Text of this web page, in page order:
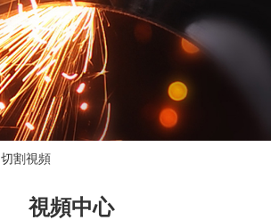
切割視頻
視頻中心